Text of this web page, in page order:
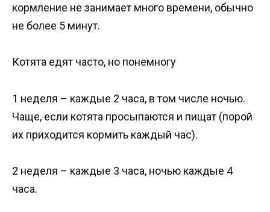
кормление не занимает много времени, обычно
не более 5 минут.
Котята едят часто, но понемногу
1 неделя – каждые 2 часа, в том числе ночью.
Чаще, если котята просыпаются и пищат (порой
их приходится кормить каждый час).
2 неделя – каждые 3 часа, ночью каждые 4
часа.